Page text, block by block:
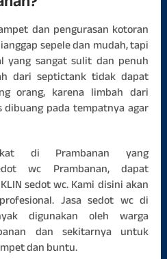
dan pengurasan kotoran
sepele dan mudah, tapi
yang sangat sulit dan penuh
dari septictank tidak dapat
orang, karena limbah dari
pada tempatnya agar
di Prambanan yang
wc Prambanan, dapat
sedot wc. Kami disini akan
Jasa sedot wc di
digunakan oleh warga
dan sekitarnya untuk
dan buntu.